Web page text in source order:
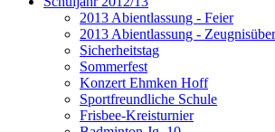
2013 Abientlassung - Feier
2013 Abientlassung -
Sicherheitstag
Sommerfest
Konzert Ehmken Hoff
Sportfreundliche Schule
Frisbee-Kreisturnier